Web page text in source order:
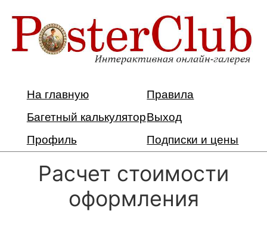
На главную
Правила
Багетный калькуляторВыход
Профиль
Подписки и цены
Расчет стоимости
оформления